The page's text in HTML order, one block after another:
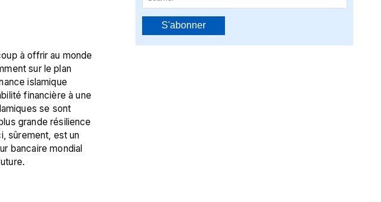
à offrir au monde
sur le plan
islamique
financière à une
se sont
grande résilience
sûrement, est un
bancaire mondial
S'abonner